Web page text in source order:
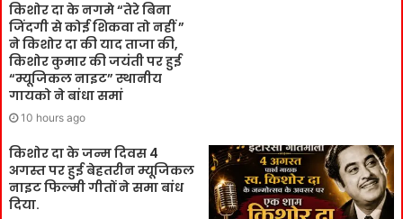
किशोर दा के नगमे “तेरे बिना
जिंदगी से कोई शिकवा तो नहीं ”
ने किशोर दा की याद ताजा की,
किशोर कुमार की जयंती पर हुई
“म्यूजिकल नाइट” स्थानीय
गायको ने बांधा समां
10 hours ago
किशोर दा के जन्म दिवस 4
अगस्त पर हुई बेहतरीन म्यूजिकल
नाइट फिल्मी गीतों ने समा बांध
दिया.